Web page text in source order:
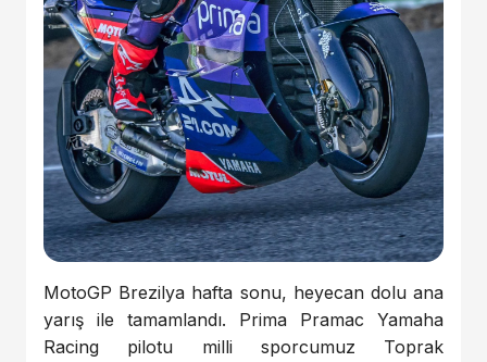
MotoGP Brezilya hafta sonu, heyecan dolu ana
yarış ile tamamlandı. Prima Pramac Yamaha
Racing pilotu milli sporcumuz Toprak